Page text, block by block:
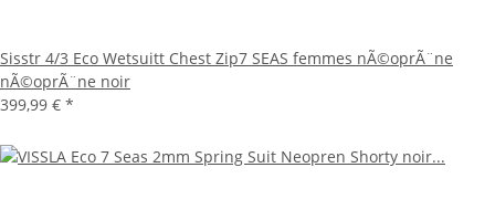
Sisstr 4/3 Eco Wetsuitt Chest Zip7 SEAS femmes nÃ©oprÃ¨ne
nÃ©oprÃ¨ne noir
399,99 € *